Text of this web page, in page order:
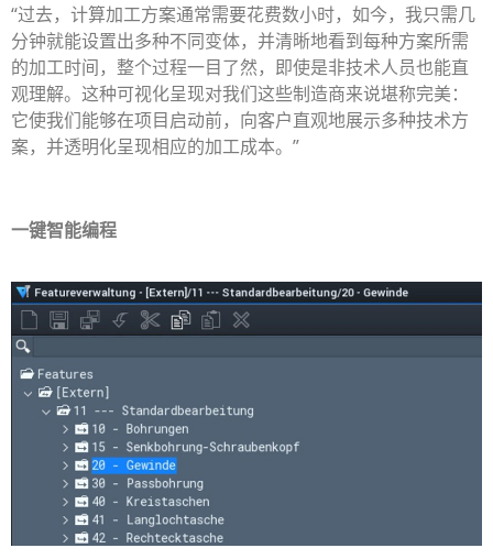
“过去，计算加工方案通常需要花费数小时，如今，我只需几
分钟就能设置出多种不同变体，并清晰地看到每种方案所需
的加工时间，整个过程一目了然，即使是非技术人员也能直
观理解。这种可视化呈现对我们这些制造商来说堪称完美：
它使我们能够在项目启动前，向客户直观地展示多种技术方
案，并透明化呈现相应的加工成本。”
一键智能编程